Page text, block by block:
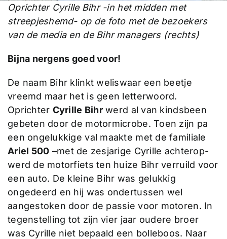
Oprichter Cyrille Bihr -in het midden met
streepjeshemd- op de foto met de bezoekers
van de media en de Bihr managers (rechts)
Bijna nergens goed voor!
De naam Bihr klinkt weliswaar een beetje
vreemd maar het is geen letterwoord.
Oprichter Cyrille Bihrwerd al van kindsbeen
gebeten door de motormicrobe. Toen zijn pa
een ongelukkige val maakte met de familiale
Ariel 500 –met de zesjarige Cyrille achterop-
werd de motorfiets ten huize Bihr verruild voor
een auto. De kleine Bihr was gelukkig
ongedeerd en hij was ondertussen wel
aangestoken door de passie voor motoren. In
tegenstelling tot zijn vier jaar oudere broer
was Cyrille niet bepaald een bolleboos. Naar